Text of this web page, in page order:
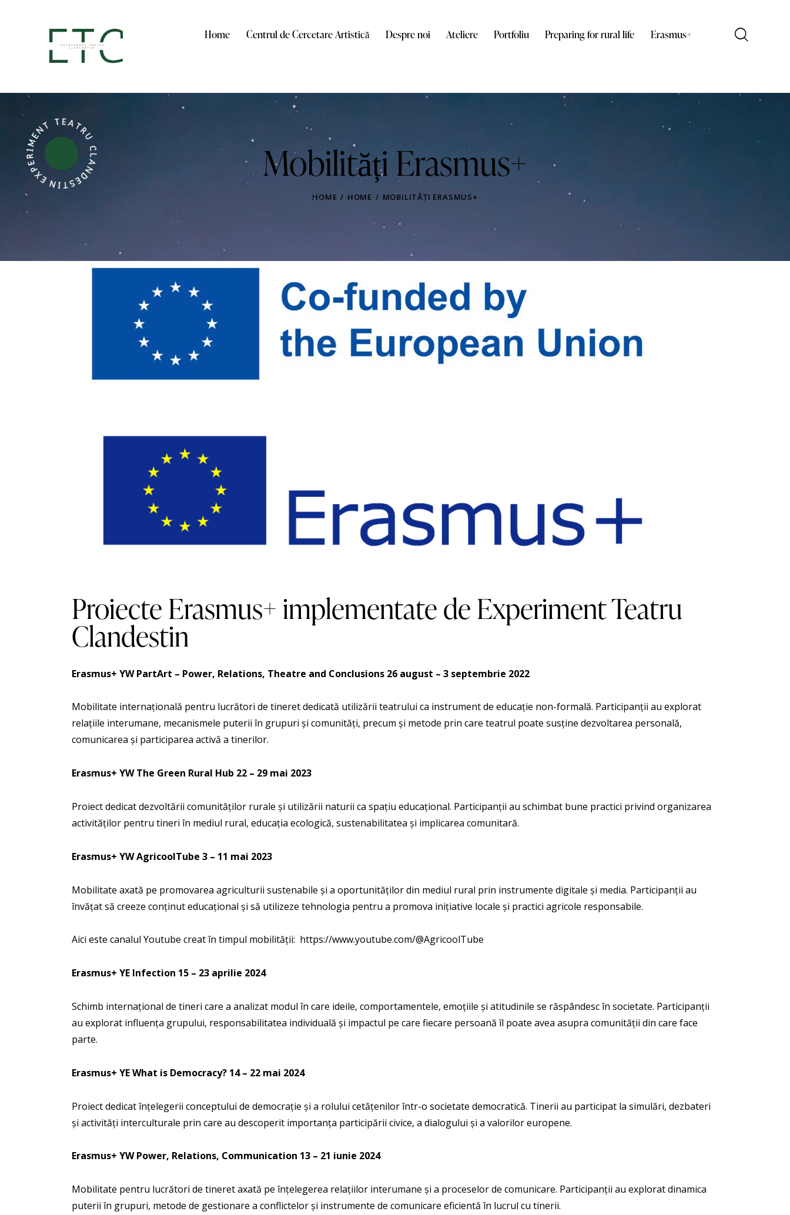
Home Centrul de Cercetare Artistică Despre noi Ateliere Portfoliu Preparing for rural life Erasmus+
Mobilități Erasmus+
HOME HOME MOBILITĂȚI ERASMUS+
Proiecte Erasmus+ implementate de Experiment Teatru
Clandestin
Erasmus+ YW PartArt – Power, Relations, Theatre and Conclusions 26 august – 3 septembrie 2022
Mobilitate internațională pentru lucrători de tineret dedicată utilizării teatrului ca instrument de educație non-formală. Participanții au explorat
relațiile interumane, mecanismele puterii în grupuri și comunități, precum și metode prin care teatrul poate susține dezvoltarea personală,
comunicarea și participarea activă a tinerilor.
Erasmus+ YW The Green Rural Hub 22 – 29 mai 2023
Proiect dedicat dezvoltării comunităților rurale și utilizării naturii ca spațiu educațional. Participanții au schimbat bune practici privind organizarea
activităților pentru tineri în mediul rural, educația ecologică, sustenabilitatea și implicarea comunitară.
Erasmus+ YW AgricoolTube 3 – 11 mai 2023
Mobilitate axată pe promovarea agriculturii sustenabile și a oportunităților din mediul rural prin instrumente digitale și media. Participanții au
învățat să creeze conținut educațional și să utilizeze tehnologia pentru a promova inițiative locale și practici agricole responsabile.
Aici este canalul Youtube creat în timpul mobilității: https://www.youtube.com/@AgricoolTube
Erasmus+ YE Infection 15 – 23 aprilie 2024
Schimb internațional de tineri care a analizat modul în care ideile, comportamentele, emoțiile și atitudinile se răspândesc în societate. Participanții
au explorat influența grupului, responsabilitatea individuală și impactul pe care fiecare persoană îl poate avea asupra comunității din care face
parte.
Erasmus+ YE What is Democracy? 14 – 22 mai 2024
Proiect dedicat înțelegerii conceptului de democrație și a rolului cetățenilor într-o societate democratică. Tinerii au participat la simulări, dezbateri
și activități interculturale prin care au descoperit importanța participării civice, a dialogului și a valorilor europene.
Erasmus+ YW Power, Relations, Communication 13 – 21 iunie 2024
Mobilitate pentru lucrători de tineret axată pe înțelegerea relațiilor interumane și a proceselor de comunicare. Participanții au explorat dinamica
puterii în grupuri, metode de gestionare a conflictelor și instrumente de comunicare eficientă în lucrul cu tinerii.